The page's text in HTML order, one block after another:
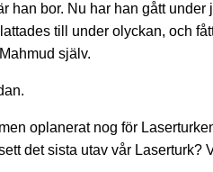
han bor. Nu har han gått under
till under olyckan, och
själv.
oplanerat nog för
det sista utav vår Laserturk?